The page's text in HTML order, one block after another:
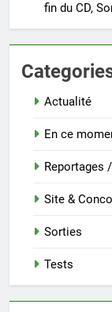
fin du CD,
Actualité
En ce
Reportages
Site &
Sorties
Tests